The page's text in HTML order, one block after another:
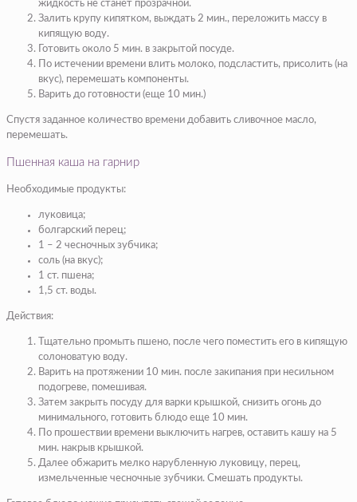
жидкость не станет прозрачной.
Залить крупу кипятком, выждать 2 мин., переложить массу в
кипящую воду.
Готовить около 5 мин. в закрытой посуде.
По истечении времени влить молоко, подсластить, присолить (на
вкус), перемешать компоненты.
Варить до готовности (еще 10 мин.)
Спустя заданное количество времени добавить сливочное масло,
перемешать.
Пшенная каша на гарнир
Необходимые продукты:
луковица;
болгарский перец;
1 – 2 чесночных зубчика;
соль (на вкус);
1 ст. пшена;
1,5 ст. воды.
Действия:
Тщательно промыть пшено, после чего поместить его в кипящую
солоноватую воду.
Варить на протяжении 10 мин. после закипания при несильном
подогреве, помешивая.
Затем закрыть посуду для варки крышкой, снизить огонь до
минимального, готовить блюдо еще 10 мин.
По прошествии времени выключить нагрев, оставить кашу на 5
мин. накрыв крышкой.
Далее обжарить мелко нарубленную луковицу, перец,
измельченные чесночные зубчики. Смешать продукты.